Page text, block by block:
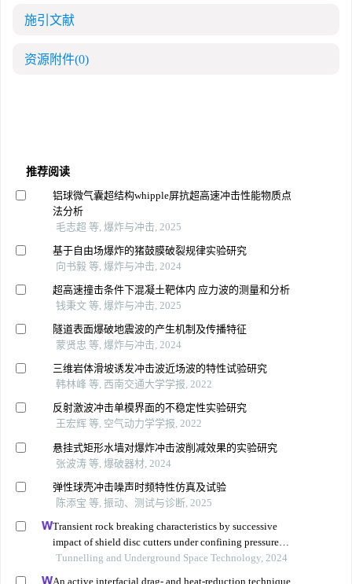
施引文献
资源附件(0)
推荐阅读
铝球微气囊超结构whipple屏抗超高速冲击性能物质点
法分析
毛志超 等, 爆炸与冲击, 2025
基于自由场爆炸的猪鼓膜破裂规律实验研究
向书毅 等, 爆炸与冲击, 2024
超高速撞击条件下混凝土靶体内 应力波的测量和分析
钱秉文 等, 爆炸与冲击, 2025
隧道表面爆破地震波的产生机制及传播特征
蒙贤忠 等, 爆炸与冲击, 2024
三维岩体滑坡诱发冲击波近场波的特性试验研究
韩林峰 等, 西南交通大学学报, 2022
反射激波冲击单模界面的不稳定性实验研究
王宏辉 等, 空气动力学学报, 2022
悬挂式矩形水墙对爆炸冲击波削减效果的实验研究
张波涛 等, 爆破器材, 2024
弹性球壳冲击噪声时频特性仿真及试验
陈添宝 等, 振动、测试与诊断, 2025
Transient rock breaking characteristics by successive
impact of shield disc cutters under confining pressure
conditions
Tunnelling and Underground Space Technology, 2024
An active interfacial drag- and heat-reduction technique